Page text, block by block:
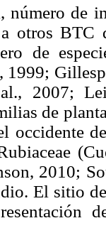
número de
otros BTC
de
1999;
2007;
de
occidente
2010;
El sitio